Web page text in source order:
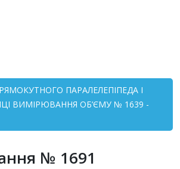
ПАРАЛЕЛЕПІПЕДА І
ВИМІРЮВАННЯ ОБ’ЄМУ № 1639 -
№ 1691